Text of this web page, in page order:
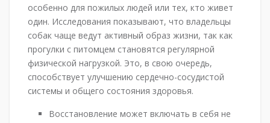
особенно для пожилых людей или тех, кто живет
один. Исследования показывают, что владельцы
собак чаще ведут активный образ жизни, так как
прогулки с питомцем становятся регулярной
физической нагрузкой. Это, в свою очередь,
способствует улучшению сердечно-сосудистой
системы и общего состояния здоровья.
Восстановление может включать в себя не